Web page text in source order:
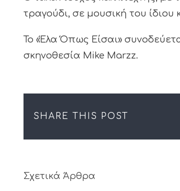
τραγούδι, σε μουσική του ίδιου
Το «Έλα Όπως Είσαι»
σκηνοθεσία Mike Marzz.
SHARE THIS POST
Σχετικά Άρθρα